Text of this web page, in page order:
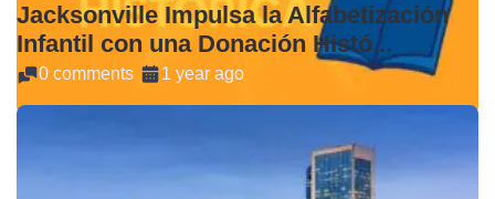
Jacksonville Impulsa la Alfabetización
Infantil con una Donación Histó...
0 comments 1 year ago